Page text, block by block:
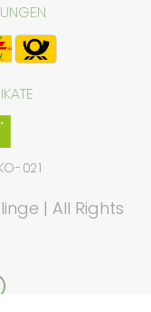
021
| All Rights